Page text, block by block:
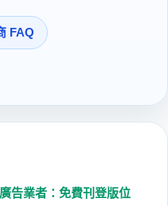
FAQ
廣告業者：免費刊登版位